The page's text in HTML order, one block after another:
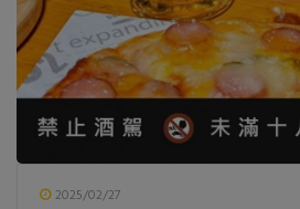
2025/02/27